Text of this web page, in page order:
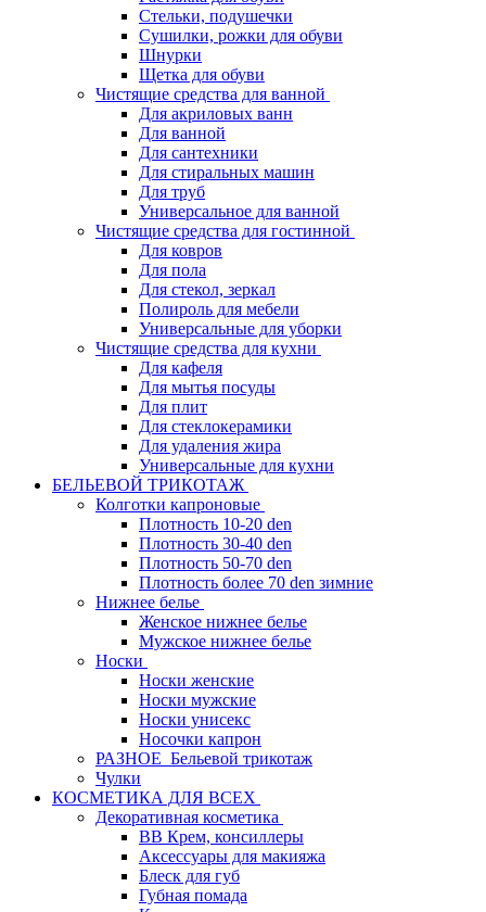
Стельки, подушечки
Сушилки, рожки для обуви
Шнурки
Щетка для обуви
Чистящие средства для ванной
Для акриловых ванн
Для ванной
Для сантехники
Для стиральных машин
Для труб
Универсальное для ванной
Чистящие средства для гостинной
Для ковров
Для пола
Для стекол, зеркал
Полироль для мебели
Универсальные для уборки
Чистящие средства для кухни
Для кафеля
Для мытья посуды
Для плит
Для стеклокерамики
Для удаления жира
Универсальные для кухни
БЕЛЬЕВОЙ ТРИКОТАЖ
Колготки капроновые
Плотность 10-20 den
Плотность 30-40 den
Плотность 50-70 den
Плотность более 70 den зимние
Нижнее белье
Женское нижнее белье
Мужское нижнее белье
Носки
Носки женские
Носки мужские
Носки унисекс
Носочки капрон
РАЗНОЕ_Бельевой трикотаж
Чулки
КОСМЕТИКА ДЛЯ ВСЕХ
Декоративная косметика
BB Крем, консиллеры
Аксессуары для макияжа
Блеск для губ
Губная помада